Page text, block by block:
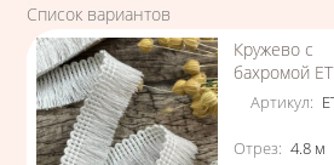
Список вариантов
Кружево с
бахромой
Артикул:
Отрез: 4.8 м